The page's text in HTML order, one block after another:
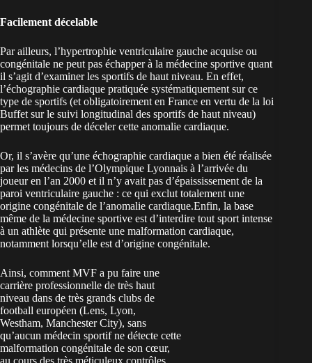
Facilement décelable
Par ailleurs, l’hypertrophie ventriculaire gauche acquise ou
congénitale ne peut pas échapper à la médecine sportive quant
il s’agit d’examiner les sportifs de haut niveau. En effet,
l’échographie cardiaque pratiquée systématiquement sur ce
type de sportifs (et obligatoirement en France en vertu de la loi
Buffet sur le suivi longitudinal des sportifs de haut niveau)
permet toujours de déceler cette anomalie cardiaque.
Or, il s’avère qu’une échographie cardiaque a bien été réalisée
par les médecins de l’Olympique Lyonnais à l’arrivée du
joueur en l’an 2000 et il n’y avait pas d’épaississement de la
paroi ventriculaire gauche : ce qui exclut totalement une
origine congénitale de l’anomalie cardiaque.Enfin, la base
même de la médecine sportive est d’interdire tout sport intense
à un athlète qui présente une malformation cardiaque,
notamment lorsqu’elle est d’origine congénitale.
Ainsi, comment MVF a pu faire une
carrière professionnelle de très haut
niveau dans de très grands clubs de
football européen (Lens, Lyon,
Westham, Manchester City), sans
qu’aucun médecin sportif ne détecte cette
malformation congénitale de son cœur,